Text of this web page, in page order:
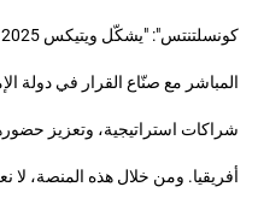
المباشر مع صنّاع القرار في دولة
شراكات استراتيجية، وتعزيز
أفريقيا. ومن خلال هذه المنصة،